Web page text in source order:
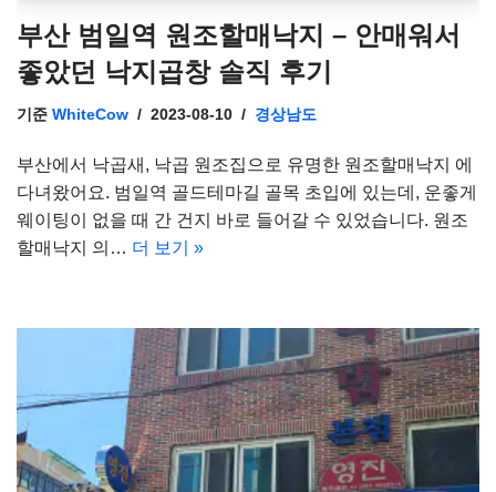
부산 범일역 원조할매낙지 – 안매워서
좋았던 낙지곱창 솔직 후기
기준 WhiteCow 2023-08-10 경상남도
부산에서 낙곱새, 낙곱 원조집으로 유명한 원조할매낙지 에
다녀왔어요. 범일역 골드테마길 골목 초입에 있는데, 운좋게
웨이팅이 없을 때 간 건지 바로 들어갈 수 있었습니다. 원조
할매낙지 의… 더 보기 »